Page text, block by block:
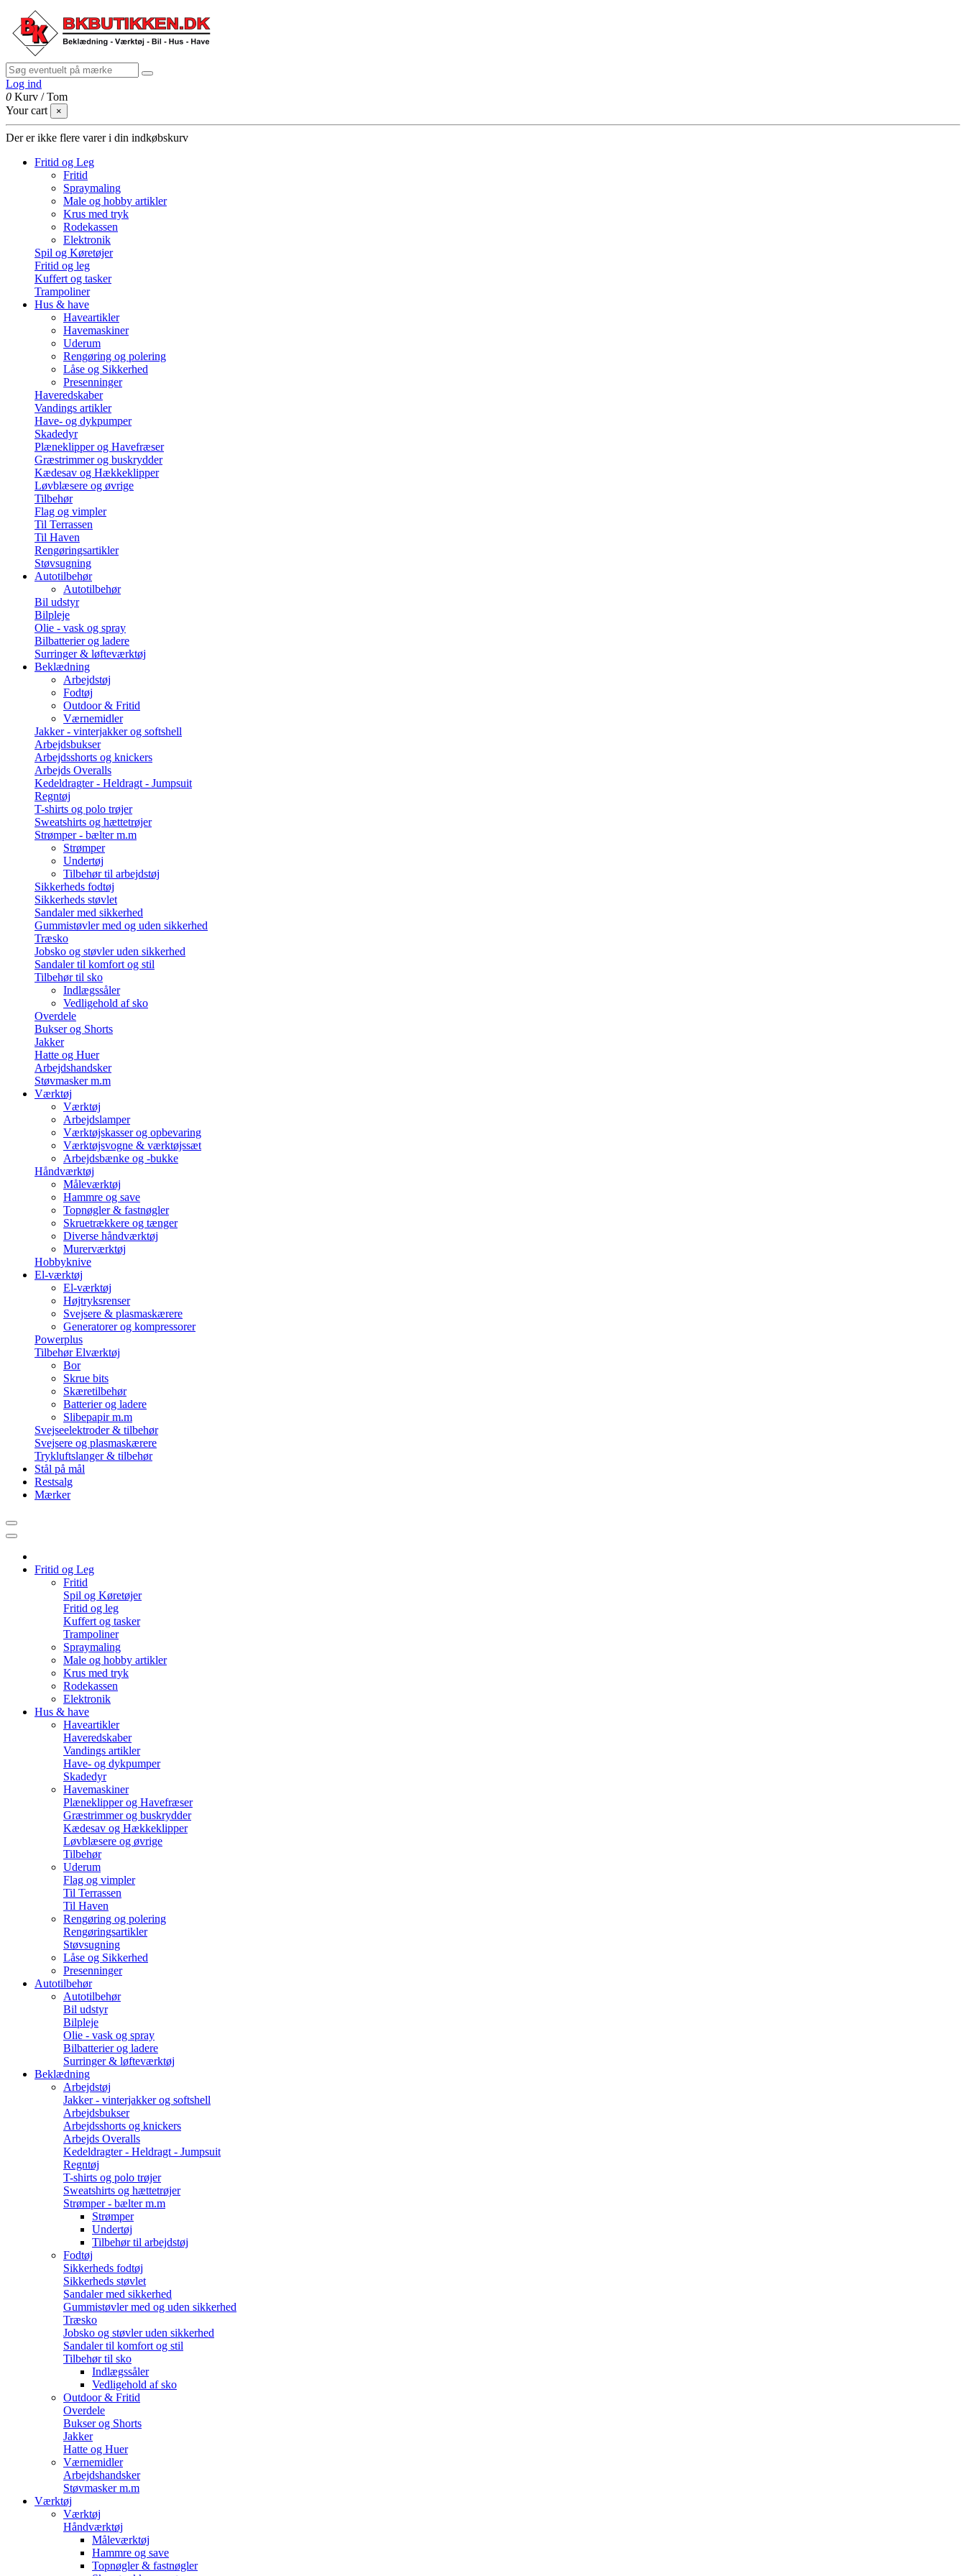
Log ind
0 Kurv /Tom
Your cart
×
Der er ikke flere varer i din indkøbskurv
Fritid og Leg
Fritid
Spraymaling
Male og hobby artikler
Krus med tryk
Rodekassen
Elektronik
Spil og Køretøjer
Fritid og leg
Kuffert og tasker
Trampoliner
Hus & have
Haveartikler
Havemaskiner
Uderum
Rengøring og polering
Låse og Sikkerhed
Presenninger
Haveredskaber
Vandings artikler
Have- og dykpumper
Skadedyr
Plæneklipper og Havefræser
Græstrimmer og buskrydder
Kædesav og Hækkeklipper
Løvblæsere og øvrige
Tilbehør
Flag og vimpler
Til Terrassen
Til Haven
Rengøringsartikler
Støvsugning
Autotilbehør
Autotilbehør
Bil udstyr
Bilpleje
Olie - vask og spray
Bilbatterier og ladere
Surringer & løfteværktøj
Beklædning
Arbejdstøj
Fodtøj
Outdoor & Fritid
Værnemidler
Jakker - vinterjakker og softshell
Arbejdsbukser
Arbejdsshorts og knickers
Arbejds Overalls
Kedeldragter - Heldragt - Jumpsuit
Regntøj
T-shirts og polo trøjer
Sweatshirts og hættetrøjer
Strømper - bælter m.m
Strømper
Undertøj
Tilbehør til arbejdstøj
Sikkerheds fodtøj
Sikkerheds støvlet
Sandaler med sikkerhed
Gummistøvler med og uden sikkerhed
Træsko
Jobsko og støvler uden sikkerhed
Sandaler til komfort og stil
Tilbehør til sko
Indlægssåler
Vedligehold af sko
Overdele
Bukser og Shorts
Jakker
Hatte og Huer
Arbejdshandsker
Støvmasker m.m
Værktøj
Værktøj
Arbejdslamper
Værktøjskasser og opbevaring
Værktøjsvogne & værktøjssæt
Arbejdsbænke og -bukke
Håndværktøj
Måleværktøj
Hammre og save
Topnøgler & fastnøgler
Skruetrækkere og tænger
Diverse håndværktøj
Murerværktøj
Hobbyknive
El-værktøj
El-værktøj
Højtryksrenser
Svejsere & plasmaskærere
Generatorer og kompressorer
Powerplus
Tilbehør Elværktøj
Bor
Skrue bits
Skæretilbehør
Batterier og ladere
Slibepapir m.m
Svejseelektroder & tilbehør
Svejsere og plasmaskærere
Trykluftslanger & tilbehør
Stål på mål
Restsalg
Mærker
Fritid og Leg
Fritid
Spil og Køretøjer
Fritid og leg
Kuffert og tasker
Trampoliner
Spraymaling
Male og hobby artikler
Krus med tryk
Rodekassen
Elektronik
Hus & have
Haveartikler
Haveredskaber
Vandings artikler
Have- og dykpumper
Skadedyr
Havemaskiner
Plæneklipper og Havefræser
Græstrimmer og buskrydder
Kædesav og Hækkeklipper
Løvblæsere og øvrige
Tilbehør
Uderum
Flag og vimpler
Til Terrassen
Til Haven
Rengøring og polering
Rengøringsartikler
Støvsugning
Låse og Sikkerhed
Presenninger
Autotilbehør
Autotilbehør
Bil udstyr
Bilpleje
Olie - vask og spray
Bilbatterier og ladere
Surringer & løfteværktøj
Beklædning
Arbejdstøj
Jakker - vinterjakker og softshell
Arbejdsbukser
Arbejdsshorts og knickers
Arbejds Overalls
Kedeldragter - Heldragt - Jumpsuit
Regntøj
T-shirts og polo trøjer
Sweatshirts og hættetrøjer
Strømper - bælter m.m
Strømper
Undertøj
Tilbehør til arbejdstøj
Fodtøj
Sikkerheds fodtøj
Sikkerheds støvlet
Sandaler med sikkerhed
Gummistøvler med og uden sikkerhed
Træsko
Jobsko og støvler uden sikkerhed
Sandaler til komfort og stil
Tilbehør til sko
Indlægssåler
Vedligehold af sko
Outdoor & Fritid
Overdele
Bukser og Shorts
Jakker
Hatte og Huer
Værnemidler
Arbejdshandsker
Støvmasker m.m
Værktøj
Værktøj
Håndværktøj
Måleværktøj
Hammre og save
Topnøgler & fastnøgler